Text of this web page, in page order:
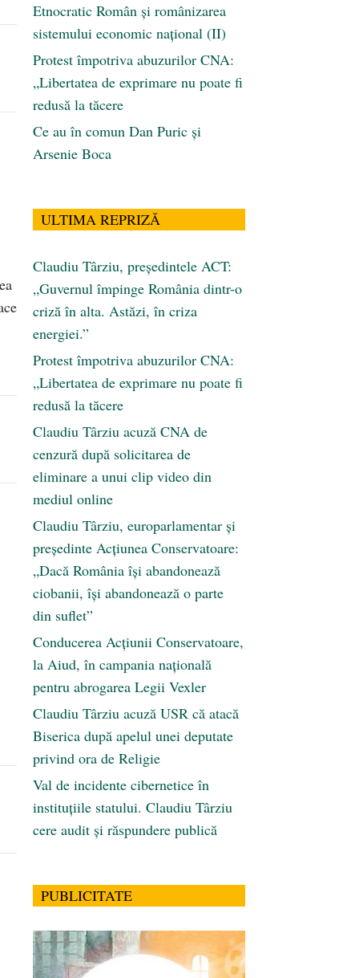
Etnocratic Român şi românizarea
sistemului economic naţional (II)
Protest împotriva abuzurilor CNA:
„Libertatea de exprimare nu poate fi
redusă la tăcere
Ce au în comun Dan Puric şi
Arsenie Boca
ULTIMA REPRIZĂ
Claudiu Târziu, președintele ACT:
„Guvernul împinge România dintr-o
criză în alta. Astăzi, în criza
energiei.”
Protest împotriva abuzurilor CNA:
„Libertatea de exprimare nu poate fi
redusă la tăcere
Claudiu Târziu acuză CNA de
cenzură după solicitarea de
eliminare a unui clip video din
mediul online
Claudiu Târziu, europarlamentar și
președinte Acțiunea Conservatoare:
„Dacă România își abandonează
ciobanii, își abandonează o parte
din suflet”
Conducerea Acțiunii Conservatoare,
la Aiud, în campania națională
pentru abrogarea Legii Vexler
Claudiu Târziu acuză USR că atacă
Biserica după apelul unei deputate
privind ora de Religie
Val de incidente cibernetice în
instituțiile statului. Claudiu Târziu
cere audit și răspundere publică
PUBLICITATE